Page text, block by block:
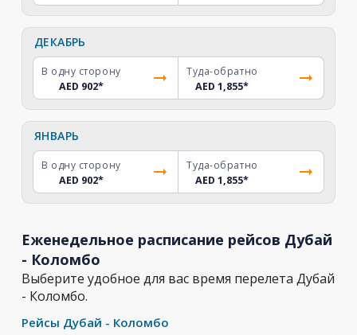
ДЕКАБРЬ
В одну сторону
AED 902*
Туда-обратно
AED 1,855*
ЯНВАРЬ
В одну сторону
AED 902*
Туда-обратно
AED 1,855*
Еженедельное расписание рейсов Дубай
- Коломбо
Выберите удобное для вас время перелета Дубай
- Коломбо.
Рейсы Дубай - Коломбо